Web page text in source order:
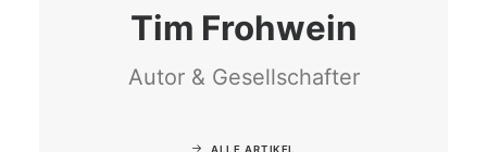
Tim Frohwein
Autor & Gesellschafter
ALLE ARTIKEL